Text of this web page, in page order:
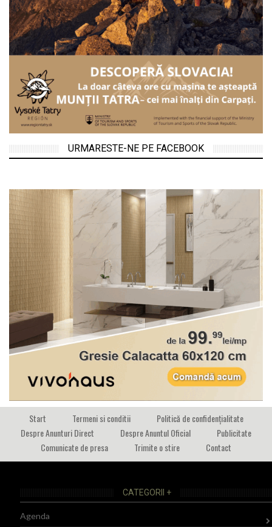
URMARESTE-NE PE FACEBOOK
Start Termeni si conditii
Politică de confidențialitate
Despre Anunturi Direct
Despre Anuntul Oficial
Publicitate
Comunicate de presa
Trimite o stire Contact
CATEGORII +
Agenda